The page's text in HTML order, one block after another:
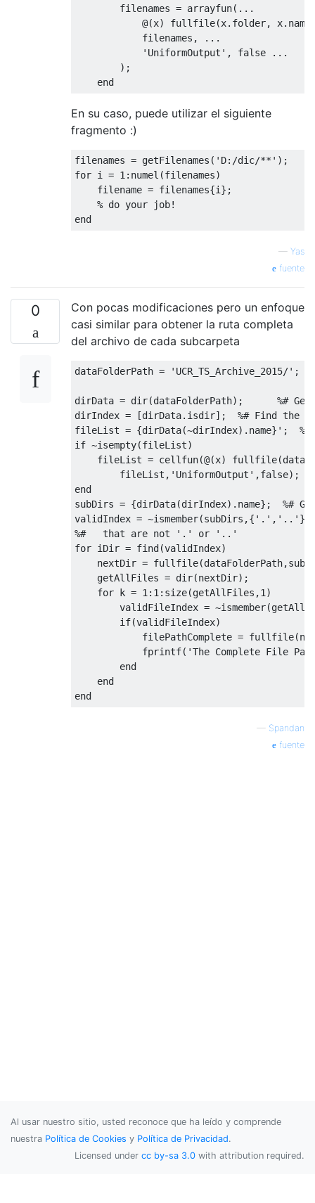
filenames = arrayfun(
@(x) fullfile(x.folder, x.name
filenames ,
'UniformOutput' , false
) ;
end
En su caso, puede utilizar el siguiente
fragmento :)
filenames = getFilenames ( 'D:/dic/**' ) ;
for i = 1 : numel (filenames)
filename = filenames{i } ;
% do your job!
end
— Yas
fuente
0
Con pocas modificaciones pero un enfoque
casi similar para obtener la ruta completa
del archivo de cada subcarpeta
dataFolderPath = 'UCR_TS_Archive_2015/' ;
dirData = dir(dataFolderPath) ;
%#
dirIndex = [dirData.isdir] ;
%# Find the
fileList = {dirData(~dirIndex) . name} ' ;
if ~isempty(fileList)
fileList = cellfun(@(x) fullfile(
fileList , 'UniformOutput' ,false) ;
end
subDirs = {dirData(dirIndex) . name} ;
%#
validIndex = ~ismember(subDirs ,{ '.' , '..' })
%#   that are not '.' or '..'
for iDir = find(validIndex)
nextDir = fullfile(dataFolderPath,
getAllFiles = dir(nextDir) ;
for k = 1 : 1 : size(getAllFiles ,1 )
validFileIndex = ~ismember(
if(validFileIndex)
filePathComplete = fullfile(
fprintf( 'The Complete File
end
end
end
— Spandan
fuente
Al usar nuestro sitio, usted reconoce que ha leído y comprende
nuestra Política de Cookies y Política de Privacidad.
Licensed under cc by-sa 3.0 with attribution required.